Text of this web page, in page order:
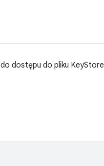
do dostępu do pliku KeyStore